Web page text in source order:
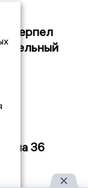
на 36